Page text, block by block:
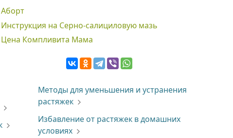
Аборт
Инструкция на Серно-салициловую мазь
Цена Компливита Мама
Методы для уменьшения и устранения
растяжек
Избавление от растяжек в домашних
условиях